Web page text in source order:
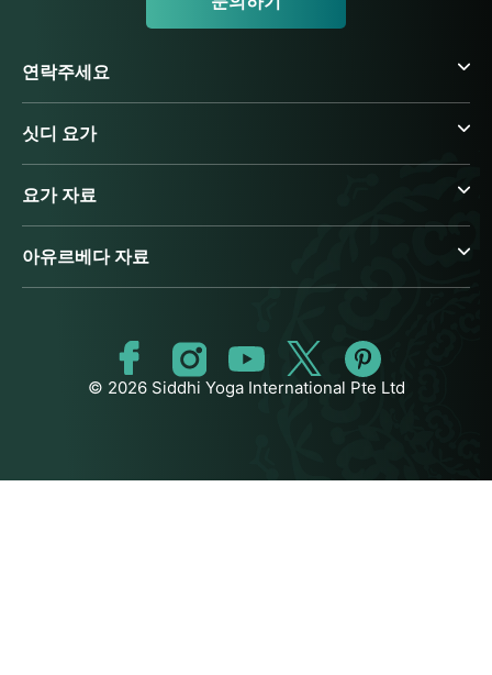
연락주세요
싯디 요가
요가 자료
아유르베다 자료
© 2026 Siddhi Yoga International Pte Ltd